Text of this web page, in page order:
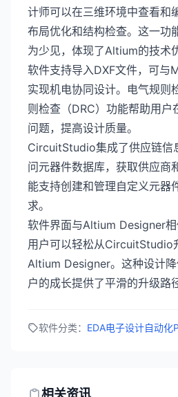
计师可以在三维环境中查看和
布局优化和结构检查。这一功
为少见，体现了Altium的技术
软件支持导入DXF文件，可与
实现机电协同设计。电气规则
则检查（DRC）功能帮助用户
问题，提高设计质量。
CircuitStudio集成了供应链信
问元器件数据库，获取供应商
能支持创建和管理自定义元器
求。
软件界面与Altium Designer相
用户可以轻松从CircuitStudio
Altium Designer。这种设计降
户的成长提供了平滑的升级路
软件分类： EDA电子设计自动化
相关资讯